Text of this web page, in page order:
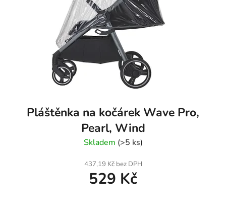
Pláštěnka na kočárek Wave Pro,
Pearl, Wind
Skladem (>5 ks)
437,19 Kč bez DPH
529 Kč